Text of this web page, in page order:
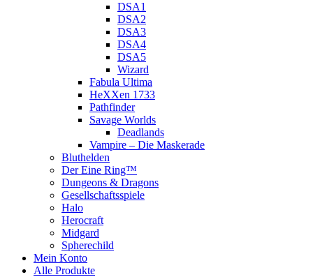
DSA1
DSA2
DSA3
DSA4
DSA5
Wizard
Fabula Ultima
HeXXen 1733
Pathfinder
Savage Worlds
Deadlands
Vampire – Die Maskerade
Bluthelden
Der Eine Ring™
Dungeons & Dragons
Gesellschaftsspiele
Halo
Herocraft
Midgard
Spherechild
Mein Konto
Alle Produkte